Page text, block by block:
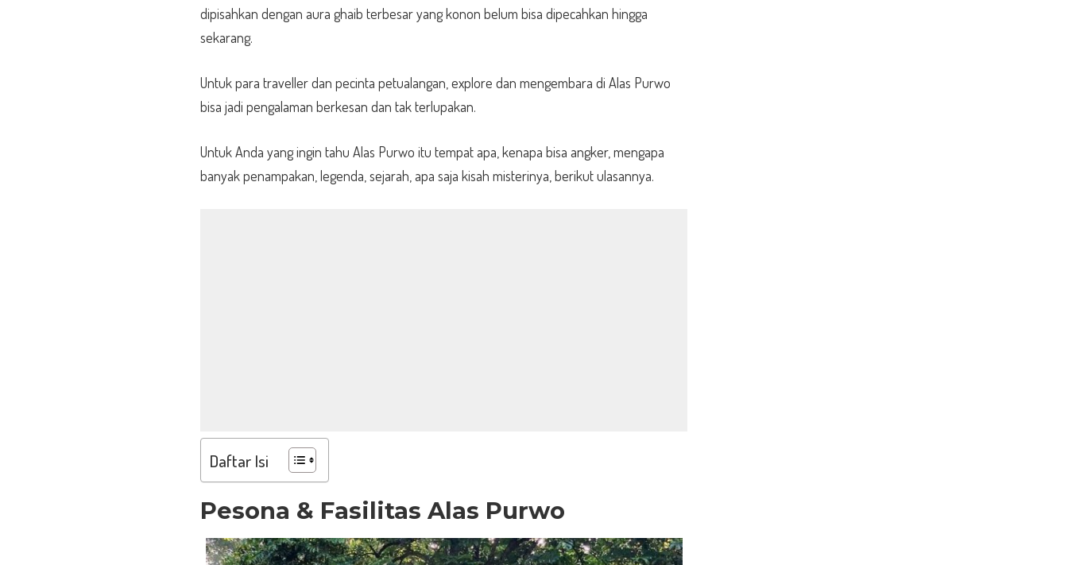
dipisahkan dengan aura ghaib terbesar yang konon belum bisa dipecahkan hingga
sekarang.
Untuk para traveller dan pecinta petualangan, explore dan mengembara di Alas Purwo
bisa jadi pengalaman berkesan dan tak terlupakan.
Untuk Anda yang ingin tahu Alas Purwo itu tempat apa, kenapa bisa angker, mengapa
banyak penampakan, legenda, sejarah, apa saja kisah misterinya, berikut ulasannya.
Daftar Isi
Pesona & Fasilitas Alas Purwo